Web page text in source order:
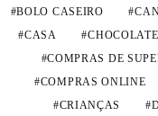
BOLO CASEIRO
CASA
CHOCOLATE
COMPRAS DE
COMPRAS ONLINE
CRIANÇAS